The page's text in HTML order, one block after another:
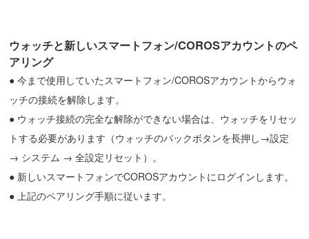
ウォッチと新しいスマートフォン/COROSアカウントのペ
アリング
● 今まで使用していたスマートフォン/COROSアカウントからウォ
ッチの接続を解除します。
● ウォッチ接続の完全な解除ができない場合は、ウォッチをリセッ
トする必要があります（ウォッチのバックボタンを長押し→設定
→ システム → 全設定リセット）。
● 新しいスマートフォンでCOROSアカウントにログインします。
● 上記のペアリング手順に従います。